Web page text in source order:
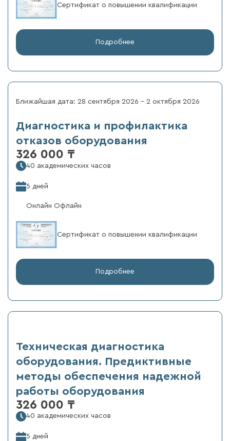
Сертификат о повышении квалификации
Подробнее
Ближайшая дата: 28 сентября 2026 - 2 октября 2026
Диагностика и профилактика
отказов оборудования
326 000 ₸
40 академических часов
5 дней
Онлайн Офлайн
Сертификат о повышении квалификации
Подробнее
Техническая диагностика
оборудования. Предиктивные
методы обеспечения надежной
работы оборудования
326 000 ₸
40 академических часов
5 дней